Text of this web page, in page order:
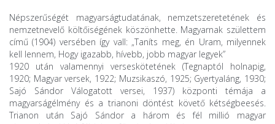
Népszerűségét magyarságtudatának, nemzetszeretetének és
nemzetnevelő költőiségének köszönhette. Magyarnak születtem
című (1904) versében így vall: „Taníts meg, én Uram, milyennek
kell lennem, Hogy igazabb, hívebb, jobb magyar legyek”
1920 után valamennyi verseskötetének (Tegnaptól holnapig,
1920; Magyar versek, 1922; Muzsikaszó, 1925; Gyertyaláng, 1930;
Sajó Sándor Válogatott versei, 1937) központi témája a
magyarságélmény és a trianoni döntést követő kétségbeesés.
Trianon után Sajó Sándor a három és fél millió magyar